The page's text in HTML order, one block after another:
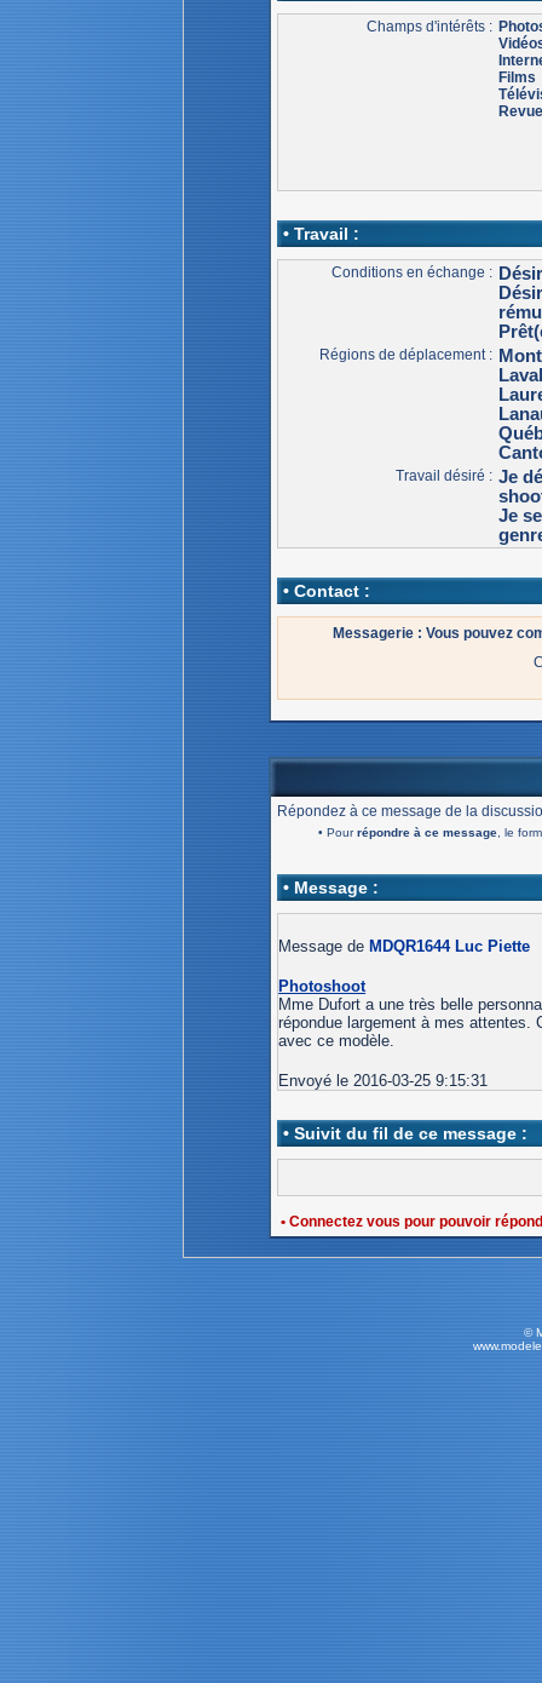
Champs d'intérêts :
Films
• Travail :
Conditions en échange :
Régions de déplacement :
Travail désiré : Je
Je
• Contact :
Messagerie : Vous pouvez
Répondez à ce message de la
• Pourrépondre à ce message, le
• Message :
Message de MDQR1644 Luc Piette
Photoshoot
Mme Dufort a une très belle
répondue largement à mes attentes.
avec ce modèle.
Envoyé le 2016-03-25 9:15:31
• Suivit du fil de ce message :
• Connectez vous pour pouvoir
©